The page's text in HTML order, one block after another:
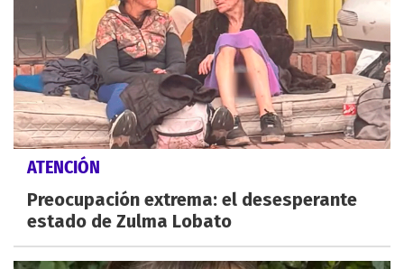
ATENCIÓN
Preocupación extrema: el desesperante
estado de Zulma Lobato